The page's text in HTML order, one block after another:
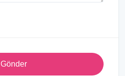
Gönder